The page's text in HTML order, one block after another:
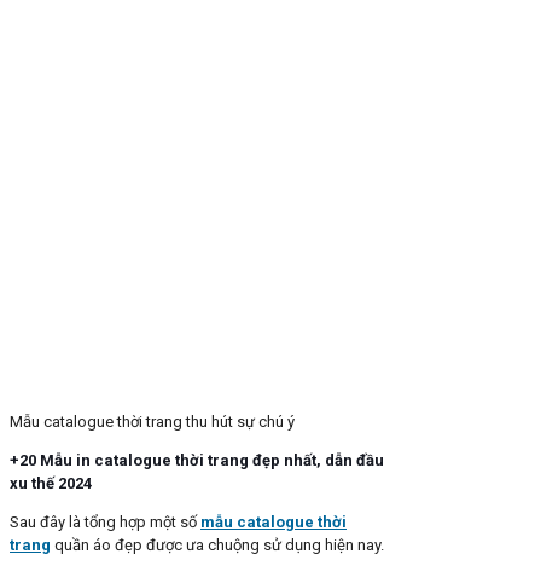
Mẫu catalogue thời trang thu hút sự chú ý
+20 Mẫu in catalogue thời trang đẹp nhất, dẫn đầu
xu thế 2024
Sau đây là tổng hợp một số mẫu catalogue thời
trang quần áo đẹp được ưa chuộng sử dụng hiện nay.